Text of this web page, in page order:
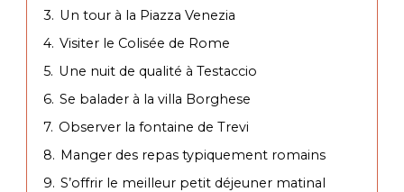
3. Un tour à la Piazza Venezia
4. Visiter le Colisée de Rome
5. Une nuit de qualité à Testaccio
6. Se balader à la villa Borghese
7. Observer la fontaine de Trevi
8. Manger des repas typiquement romains
9. S’offrir le meilleur petit déjeuner matinal